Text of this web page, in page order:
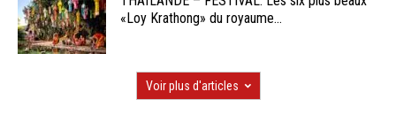
«Loy Krathong» du royaume...
Voir plus d'articles